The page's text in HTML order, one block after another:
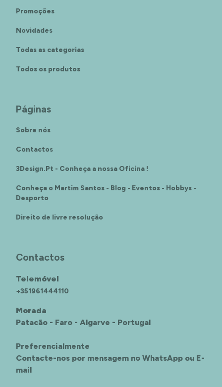
Promoções
Novidades
Todas as categorias
Todos os produtos
Páginas
Sobre nós
Contactos
3Design.Pt - Conheça a nossa Oficina !
Conheça o Martim Santos - Blog - Eventos - Hobbys -
Desporto
Direito de livre resolução
Contactos
Telemóvel
+351961444110
Morada
Patacão - Faro - Algarve - Portugal
Preferencialmente
Contacte-nos por mensagem no WhatsApp ou E-
mail